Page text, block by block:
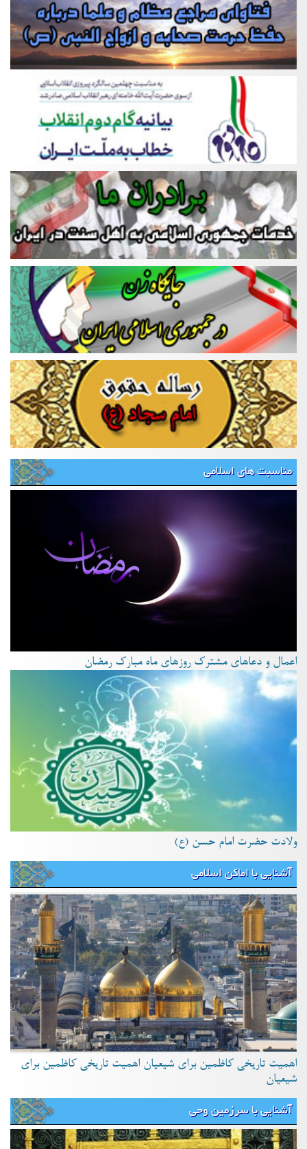
مناسبت های اسلامی
اعمال و دعاهای مشترک روزهای ماه مبارک رمضان
ولادت حضرت امام حسن (ع)
آشنایی با اماکن اسلامی
اهمیت تاریخی کاظمین برای شیعیان اهمیت تاریخی کاظمین برای
شیعیان
آشنایی با سرزمین وحی